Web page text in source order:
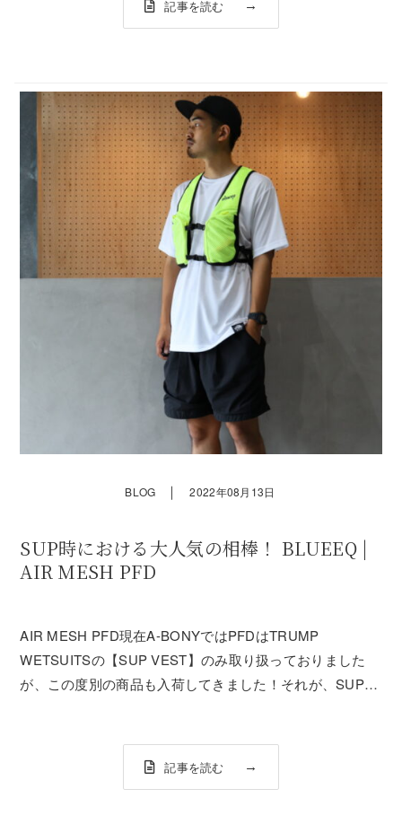
記事を読む
BLOG ｜ 2022年08月13日
SUP時における大人気の相棒！ BLUEEQ |
AIR MESH PFD
AIR MESH PFD現在A-BONYではPFDはTRUMP
WETSUITSの【SUP VEST】のみ取り扱っておりました
が、この度別の商品も入荷してきました！それが、SUPを
記事を読む